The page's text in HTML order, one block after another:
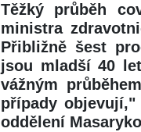
Těžký průběh
ministra
Přibližně šest
jsou mladší 40
vážným
případy
oddělení